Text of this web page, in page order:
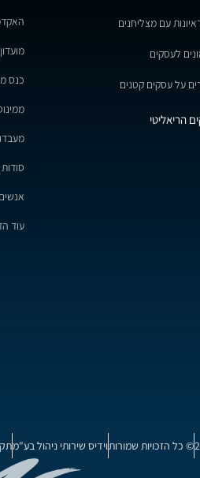
עם מצליחנים
לעסקים
על עסקים קטנים
הריאליטי
כנס
עוד
© כל הזכויות שמורותוידיס שירותי ניהול בע"מ